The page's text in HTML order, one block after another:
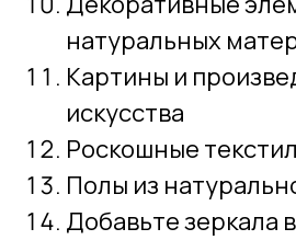
натуральных
Картины и
искусства
Роскошные
Полы из
Добавьте зеркала